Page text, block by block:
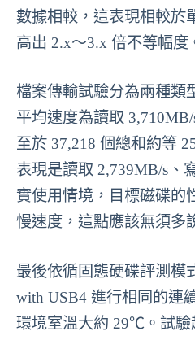
數據相較，這表現相較於
高出 2.x～3.x 倍不等幅度
檔案傳輸試驗分為兩種類
平均速度為讀取 3,710MB/
至於 37,218 個總和約等
表現是讀取 2,739MB/s、
實使用情境，目標磁碟的
慢速度，這點應該無須多
最後依循固態硬碟評測模
with USB4 進行相同的連
環境室溫大約 29℃。試